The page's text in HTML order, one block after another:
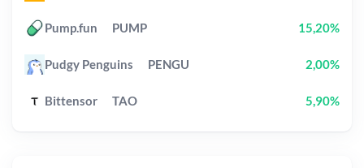
Pump.fun PUMP 15,20%
Pudgy Penguins PENGU 2,00%
Bittensor TAO 5,90%